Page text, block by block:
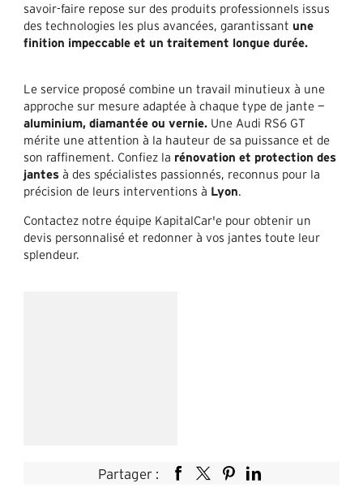
savoir-faire repose sur des produits professionnels issus
des technologies les plus avancées, garantissant une
finition impeccable et un traitement longue durée.
Le service proposé combine un travail minutieux à une
approche sur mesure adaptée à chaque type de jante —
aluminium, diamantée ou vernie. Une Audi RS6 GT
mérite une attention à la hauteur de sa puissance et de
son raffinement. Confiez la rénovation et protection des
jantes à des spécialistes passionnés, reconnus pour la
précision de leurs interventions à Lyon.
Contactez notre équipe KapitalCar'e pour obtenir un
devis personnalisé et redonner à vos jantes toute leur
splendeur.
Partager :